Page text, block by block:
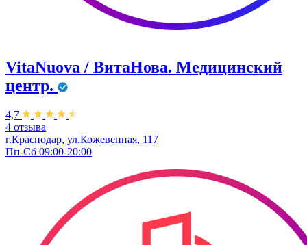
VitaNuova / ВитаНова. Медицинский
центр.
4,7
4 отзыва
г.Краснодар, ул.Кожевенная, 117
Пп-Сб 09:00-20:00